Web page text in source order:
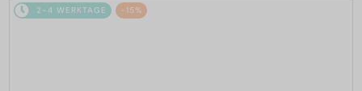
2-4 WERKTAGE -15%